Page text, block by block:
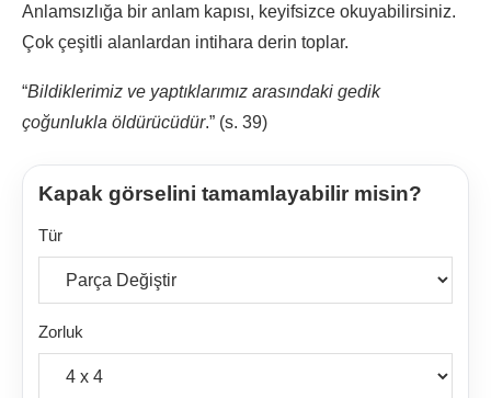
Anlamsızlığa bir anlam kapısı, keyifsizce okuyabilirsiniz.
Çok çeşitli alanlardan intihara derin toplar.
“Bildiklerimiz ve yaptıklarımız arasındaki gedik
çoğunlukla öldürücüdür.” (s. 39)
Kapak görselini tamamlayabilir misin?
Tür
Zorluk